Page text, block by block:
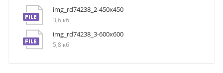
img_rd74238_2-450x450
3,6 кб
img_rd74238_3-600x600
5,8 кб